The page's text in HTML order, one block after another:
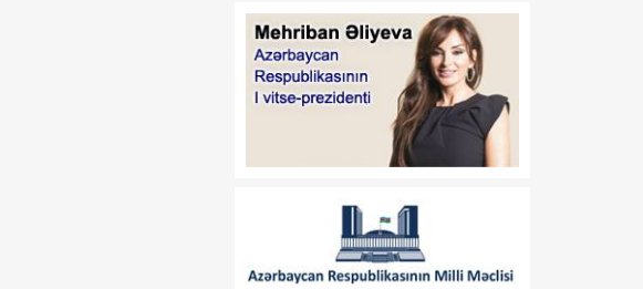
əmlakının özəlləşdirilməsi
haqqında" Azərbaycan
Respublikası Qanununun
tətbiq edilməsi barədə"
2000-ci il 10 avqust tarixli
382 nömrəli, "Azərbaycan
Respublikasında Dövlət
özəlləşdirilməsinin II
Dövlət Proqramı"nın
təsdiq edilməsi barədə"